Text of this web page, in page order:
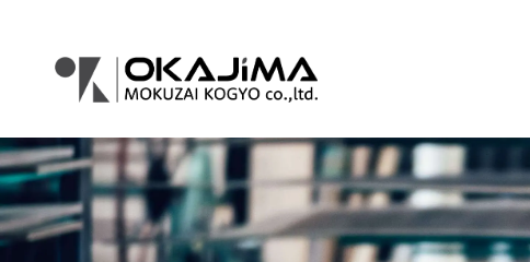
へ
ス
キ
ッ
プ
ョ
ン
に
移
動